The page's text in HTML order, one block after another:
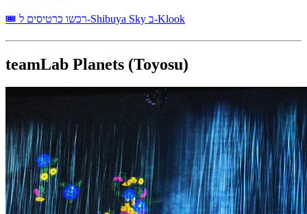
🎟 רכשו כרטיסים ל-Shibuya Sky ב-Klook
teamLab Planets (Toyosu)